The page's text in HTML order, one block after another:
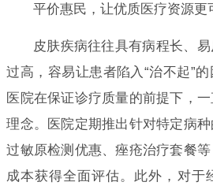
平价惠民，让优质医疗资源更
皮肤疾病往往具有病程长、
过高，容易让患者陷入“治不起”
医院在保证诊疗质量的前提下，
理念。医院定期推出针对特定病
过敏原检测优惠、痤疮治疗套餐
成本获得全面评估。此外，对于